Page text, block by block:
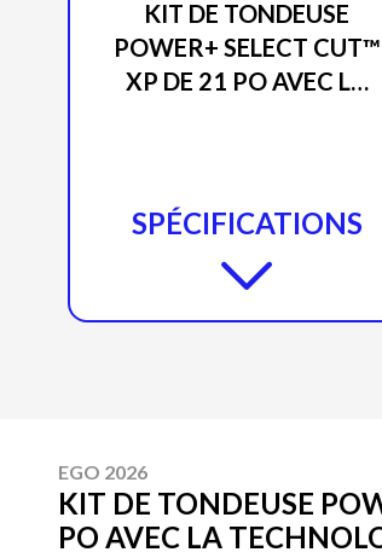
KIT DE TONDEUSE
POWER+ SELECT CUT™
XP DE 21 PO AVEC LA
10,0 AH) LM2156SP
SPÉCIFICATIONS
EGO 2026
KIT DE TONDEUSE
PO AVEC LA